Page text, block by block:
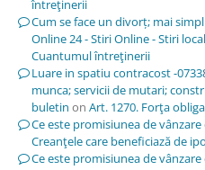
întreţinerii
Cum se face un divorț; mai
Online 24 - Stiri Online - Stiri
Cuantumul întreţinerii
Luare in spatiu contracost -
munca; servicii de mutari;
buletin on Art. 1270. Forţa
Ce este promisiunea de
Creanţele care beneficiază de
Ce este promisiunea de